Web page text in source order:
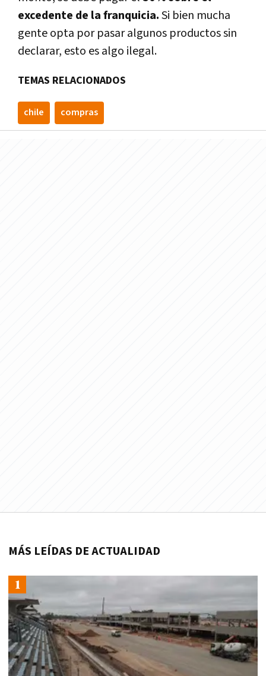
excedente de la franquicia.Si bien mucha
gente opta por pasar algunos productos sin
declarar, esto es algo ilegal.
TEMAS RELACIONADOS
chile compras
MÁS LEÍDAS DE ACTUALIDAD